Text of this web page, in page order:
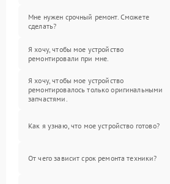
Мне нужен срочный ремонт. Сможете
сделать?
Я хочу, чтобы мое устройство
ремонтировали при мне.
Я хочу, чтобы мое устройство
ремонтировалось только оригинальными
запчастями.
Как я узнаю, что мое устройство готово?
От чего зависит срок ремонта техники?